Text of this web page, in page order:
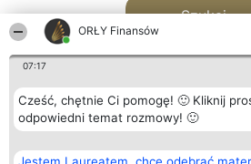
ORŁY Finansów
07:17
Cześć, chętnie Ci pomogę! 🙂 Kliknij
odpowiedni temat rozmowy! 🙂
Szukaj
Organizator plebiscytu Plebiscyt